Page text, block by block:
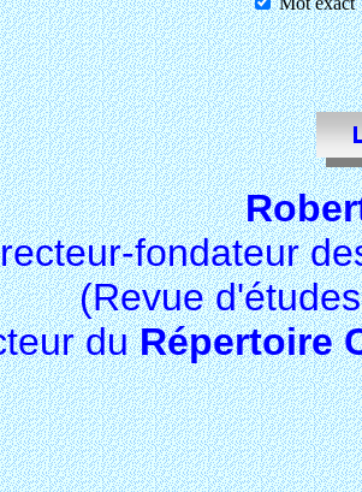
fondateur
(Revue
duRépertoire